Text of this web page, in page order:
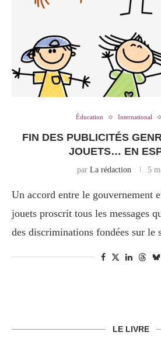
Éducation International
FIN DES PUBLICITÉS
JOUETS… EN
par La rédaction 5
Un accord entre le gouvernement
jouets proscrit tous les messages
des discriminations fondées sur le
LE LIVRE